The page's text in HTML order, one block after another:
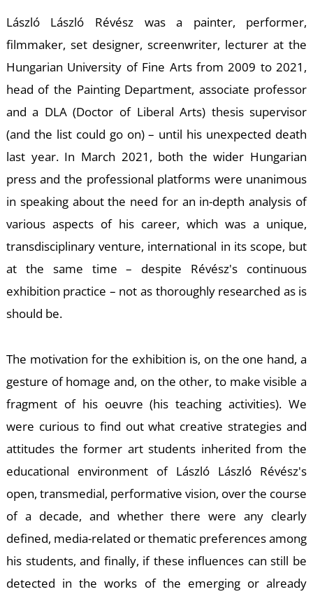
László László Révész was a painter, performer,
filmmaker, set designer, screenwriter, lecturer at the
Hungarian University of Fine Arts from 2009 to 2021,
head of the Painting Department, associate professor
and a DLA (Doctor of Liberal Arts) thesis supervisor
(and the list could go on) – until his unexpected death
last year. In March 2021, both the wider Hungarian
press and the professional platforms were unanimous
in speaking about the need for an in-depth analysis of
various aspects of his career, which was a unique,
transdisciplinary venture, international in its scope, but
at the same time – despite Révész's continuous
exhibition practice – not as thoroughly researched as is
should be.
The motivation for the exhibition is, on the one hand, a
gesture of homage and, on the other, to make visible a
fragment of his oeuvre (his teaching activities). We
were curious to find out what creative strategies and
attitudes the former art students inherited from the
educational environment of László László Révész's
open, transmedial, performative vision, over the course
of a decade, and whether there were any clearly
defined, media-related or thematic preferences among
his students, and finally, if these influences can still be
detected in the works of the emerging or already